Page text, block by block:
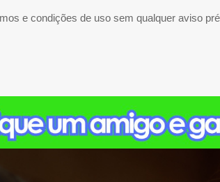
e condições de uso sem qualquer aviso